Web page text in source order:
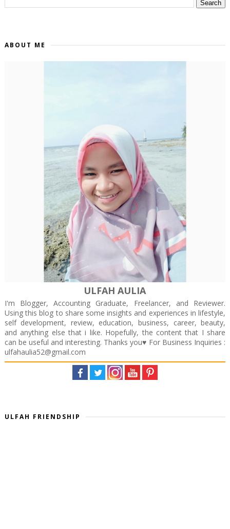
ABOUT ME
ULFAH AULIA
I'm Blogger, Accounting Graduate, Freelancer, and Reviewer.
Using this blog to share some insights and experiences in lifestyle,
self development, review, education, business, career, beauty,
and anything else that i like. Hopefully, the content that I share
can be useful and interesting. Thanks you♥️ For Business Inquiries :
ulfahaulia52@gmail.com
ULFAH FRIENDSHIP